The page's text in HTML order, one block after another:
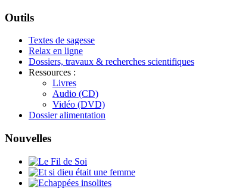
Outils
Textes de sagesse
Relax en ligne
Dossiers, travaux & recherches scientifiques
Ressources :
Livres
Audio (CD)
Vidéo (DVD)
Dossier alimentation
Nouvelles